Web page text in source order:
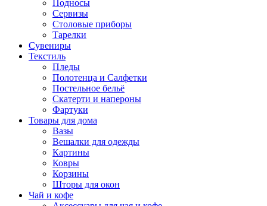
Подносы
Сервизы
Столовые приборы
Тарелки
Сувениры
Текстиль
Пледы
Полотенца и Салфетки
Постельное бельё
Скатерти и напероны
Фартуки
Товары для дома
Вазы
Вешалки для одежды
Картины
Ковры
Корзины
Шторы для окон
Чай и кофе